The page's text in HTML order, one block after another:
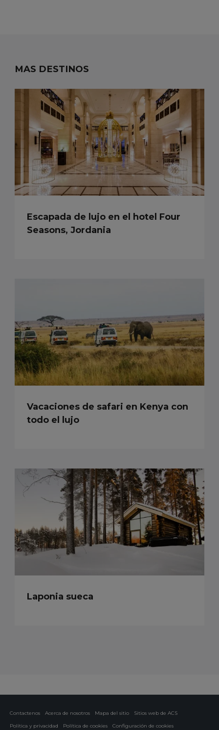
MAS DESTINOS
Escapada de lujo en el hotel Four
Seasons, Jordania
Vacaciones de safari en Kenya con
todo el lujo
Laponia sueca
Contactenos Acerca de nosotros Mapa del sitio
Sitios web de ACS
Política y privacidad
Política de cookies Configuración de cookies